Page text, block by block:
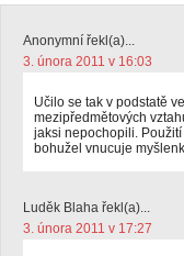
Anonymní řekl(a)...
3. února 2011 v 16:03
Učilo se tak v podstatě
mezipředmětových
jaksi nepochopili.
bohužel vnucuje
Luděk Blaha řekl(a)...
3. února 2011 v 17:27